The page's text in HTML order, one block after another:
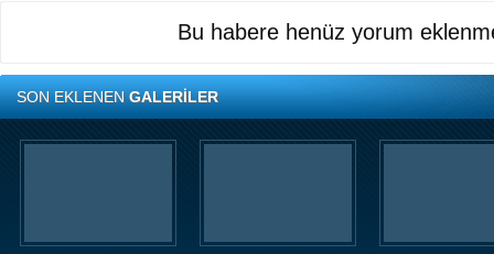
Bu habere henüz yorum
SON EKLENENGALERİLER